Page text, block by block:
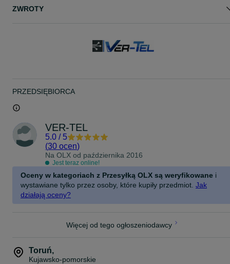
Symbol : 034562
ZWROTY
PRZEDSIĘBIORCA
VER-TEL
5.0 / 5
(30 ocen)
Na OLX od października 2016
Jest teraz online!
Oceny w kategoriach z Przesyłką OLX są weryfikowane i
wystawiane tylko przez osoby, które kupiły przedmiot. Jak
działają oceny?
Więcej od tego ogłoszeniodawcy
Toruń,
Kujawsko-pomorskie